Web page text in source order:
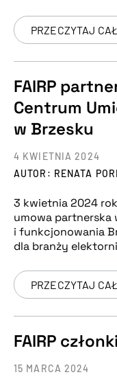
PRZECZYTAJ
FAIRP
Centrum
w Brzesku
AUTOR: RENATA
4 KWIETNIA 2024
3 kwietnia 2024
umowa partnerska
i funkcjonowania
dla branży
PRZECZYTAJ
FAIRP
15 MARCA 2024